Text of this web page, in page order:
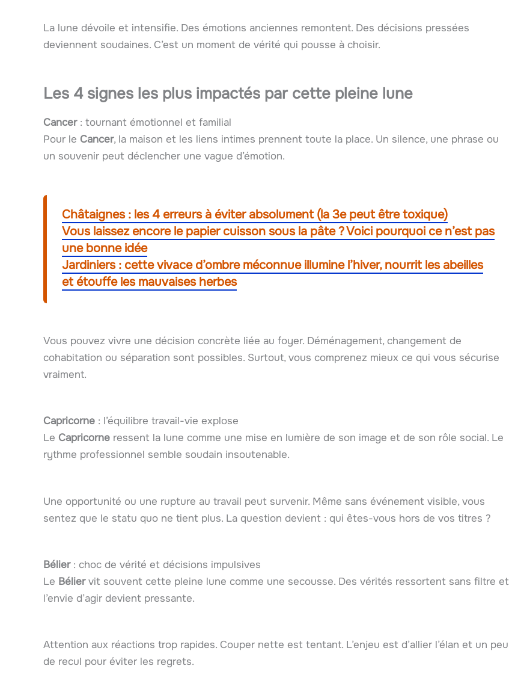
La lune dévoile et intensifie. Des émotions anciennes remontent. Des décisions pressées
deviennent soudaines. C’est un moment de vérité qui pousse à choisir.
Les 4 signes les plus impactés par cette pleine lune
Cancer: tournant émotionnel et familial
Pour le Cancer, la maison et les liens intimes prennent toute la place. Un silence, une phrase ou
un souvenir peut déclencher une vague d’émotion.
Châtaignes : les 4 erreurs à éviter absolument (la 3e peut être toxique)
Vous laissez encore le papier cuisson sous la pâte ? Voici pourquoi ce n’est pas
une bonne idée
Jardiniers : cette vivace d’ombre méconnue illumine l’hiver, nourrit les abeilles
et étouffe les mauvaises herbes
Vous pouvez vivre une décision concrète liée au foyer. Déménagement, changement de
cohabitation ou séparation sont possibles. Surtout, vous comprenez mieux ce qui vous sécurise
vraiment.
Capricorne : l’équilibre travail-vie explose
Le Capricorne ressent la lune comme une mise en lumière de son image et de son rôle social. Le
rythme professionnel semble soudain insoutenable.
Une opportunité ou une rupture au travail peut survenir. Même sans événement visible, vous
sentez que le statu quo ne tient plus. La question devient : qui êtes-vous hors de vos titres ?
Bélier: choc de vérité et décisions impulsives
Le Béliervit souvent cette pleine lune comme une secousse. Des vérités ressortent sans filtre et
l’envie d’agir devient pressante.
Attention aux réactions trop rapides. Couper nette est tentant. L’enjeu est d’allier l’élan et un peu
de recul pour éviter les regrets.